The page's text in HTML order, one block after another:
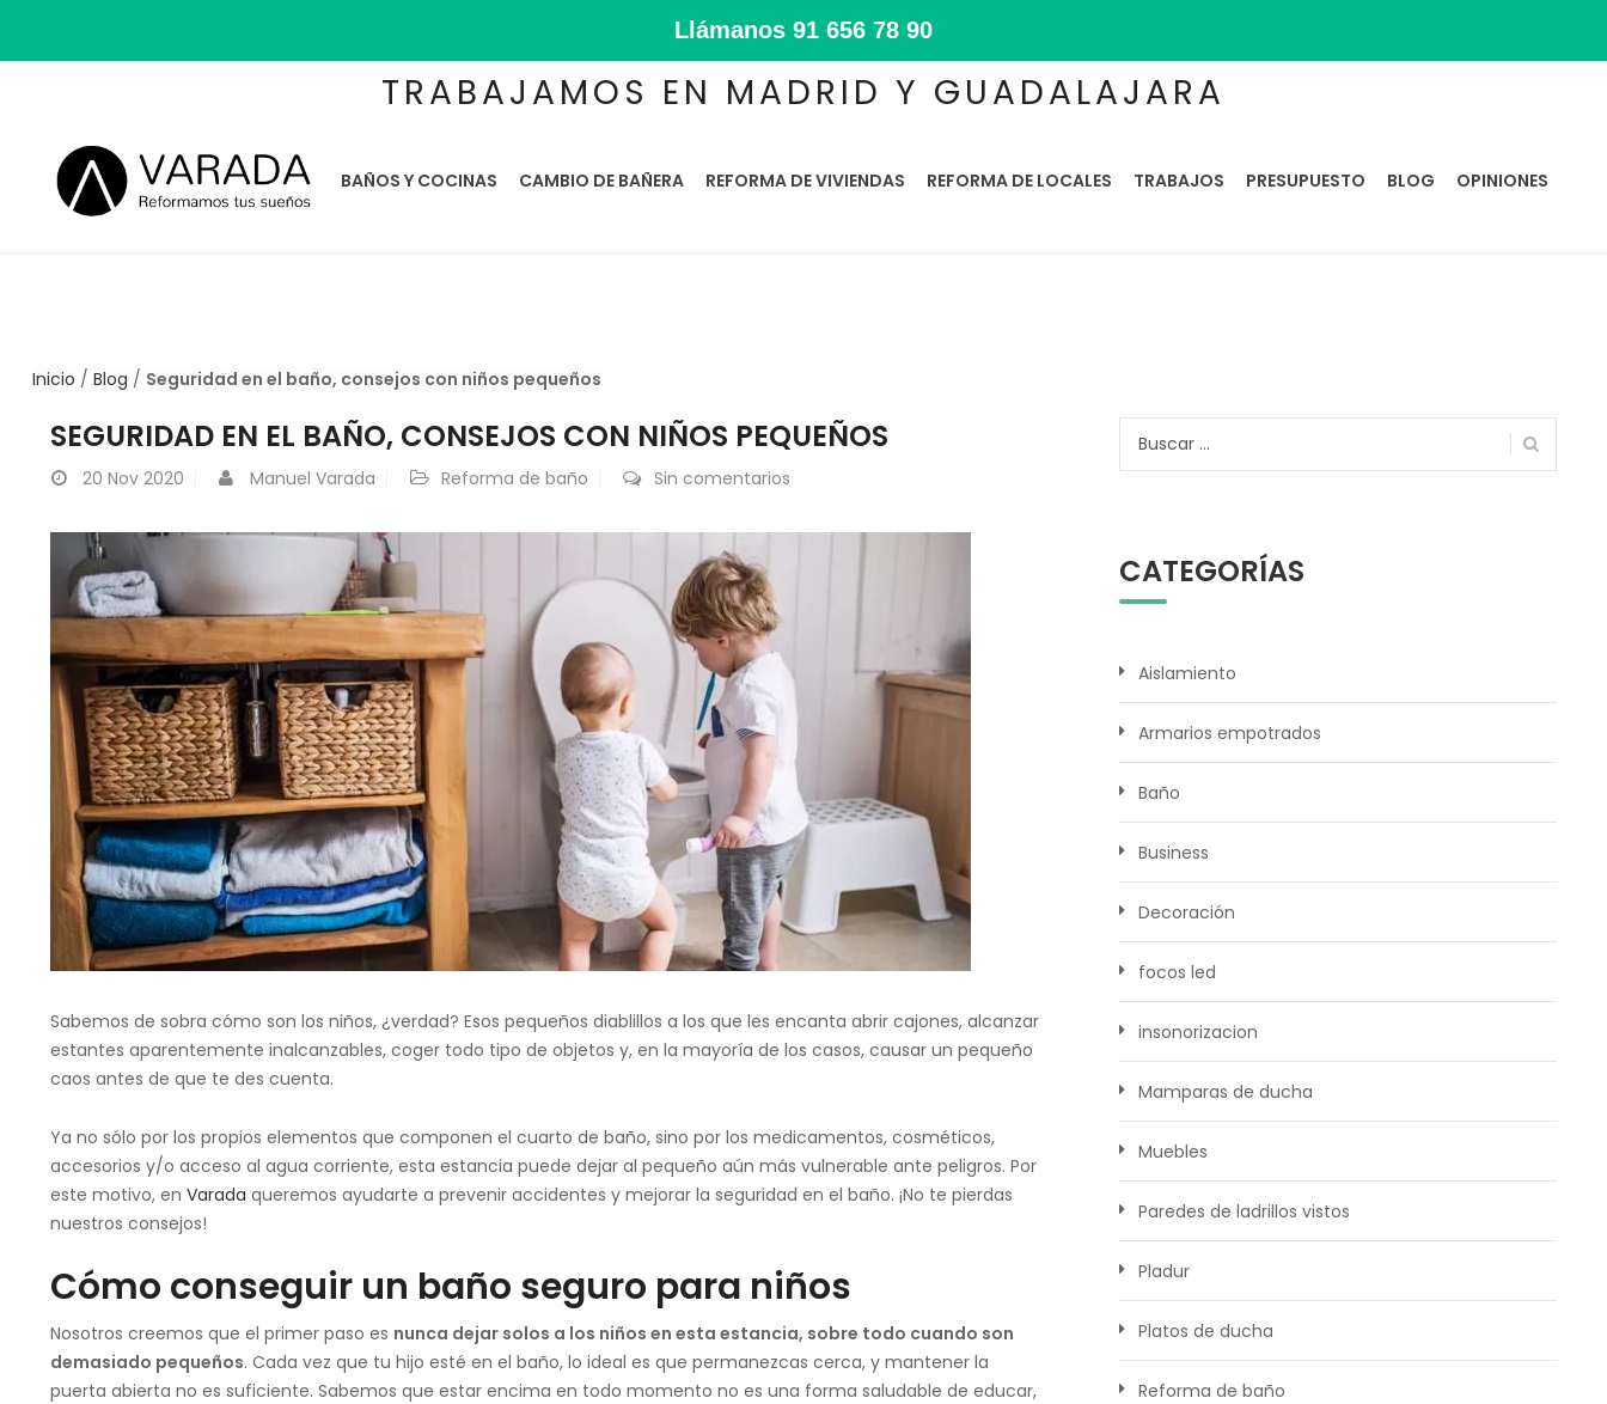
Llámanos 91 656 78 90
TRABAJAMOS EN MADRID Y GUADALAJARA
BAÑOS Y COCINAS CAMBIO DE BAÑERA REFORMA DE VIVIENDAS REFORMA DE LOCALES TRABAJOS PRESUPUESTO BLOG OPINIONES
Inicio / Blog / Seguridad en el baño, consejos con niños pequeños
SEGURIDAD EN EL BAÑO, CONSEJOS CON NIÑOS PEQUEÑOS
20 Nov 2020 Manuel Varada Reforma de baño Sin comentarios
Sabemos de sobra cómo son los niños, ¿verdad? Esos pequeños diablillos a los que les encanta abrir cajones, alcanzar
estantes aparentemente inalcanzables, coger todo tipo de objetos y, en la mayoría de los casos, causar un pequeño
caos antes de que te des cuenta.
Ya no sólo por los propios elementos que componen el cuarto de baño, sino por los medicamentos, cosméticos,
accesorios y/o acceso al agua corriente, esta estancia puede dejar al pequeño aún más vulnerable ante peligros. Por
este motivo, en Varada queremos ayudarte a prevenir accidentes y mejorar la seguridad en el baño. ¡No te pierdas
nuestros consejos!
Cómo conseguir un baño seguro para niños
Nosotros creemos que el primer paso es nunca dejar solos a los niños en esta estancia, sobre todo cuando son
demasiado pequeños. Cada vez que tu hijo esté en el baño, lo ideal es que permanezcas cerca, y mantener la
puerta abierta no es suficiente. Sabemos que estar encima en todo momento no es una forma saludable de educar,
CATEGORÍAS
Aislamiento
Armarios empotrados
Baño
Business
Decoración
focos led
insonorizacion
Mamparas de ducha
Muebles
Paredes de ladrillos vistos
Pladur
Platos de ducha
Reforma de baño